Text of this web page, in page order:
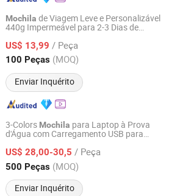
Mochila de Viagem Leve e Personalizável
440g Impermeável para 2-3 Dias de
US$ 13,99 / Peça
100 Peças (MOQ)
Enviar Inquérito
Import & Export Co., Ltd.
Desde 2011
3-Colors Mochila para Laptop à Prova
d'Água com Carregamento USB para
US$ 28,00-30,5 / Peça
500 Peças (MOQ)
Enviar Inquérito
Co., Ltd
Desde 2025